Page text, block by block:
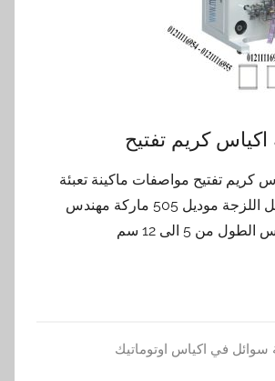
اكياس كريم تفتيح
كريم تفتيح مواصفات ماكينة تعبئة
السوائل و السوائل اللزجة موديل 505 ماركة مهندس
من 5 الى 12 سم
سوائل في اكياس اوتوماتيك